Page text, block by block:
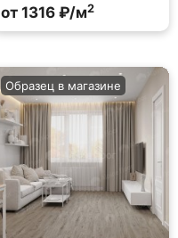
от 1316 ₽/м2
Образец в магазине